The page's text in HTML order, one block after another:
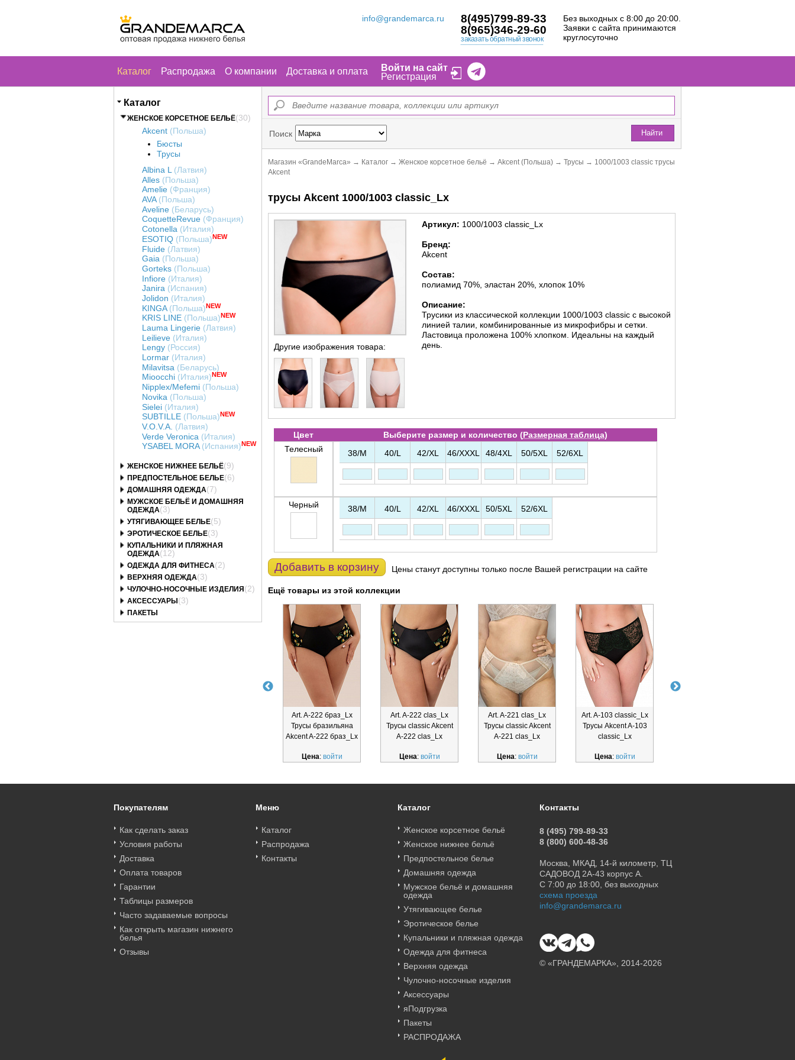
info@grandemarca.ru
8(495)799-89-33
8(965)346-29-60
заказать обратный звонок
Без выходных с 8:00 до 20:00.
Заявки с сайта принимаются
круглосуточно
Каталог Распродажа О компании Доставка и оплата
Войти на сайт
Регистрация
Каталог
ЖЕНСКОЕ КОРСЕТНОЕ БЕЛЬЁ(30)
Akcent (Польша)
Бюсты
Трусы
Albina L (Латвия)
Alles (Польша)
Amelie (Франция)
AVA (Польша)
Aveline (Беларусь)
CoquetteRevue (Франция)
Cotonella (Италия)
ESOTIQ (Польша)NEW
Fluide (Латвия)
Gaia (Польша)
Gorteks (Польша)
Infiore (Италия)
Janira (Испания)
Jolidon (Италия)
KINGA (Польша)NEW
KRIS LINE (Польша) NEW
Lauma Lingerie (Латвия)
Leilieve (Италия)
Lengy (Россия)
Lormar (Италия)
Milavitsa (Беларусь)
Mioocchi (Италия) NEW
Nipplex/Mefemi (Польша)
Novika (Польша)
Sielei (Италия)
SUBTILLE (Польша)NEW
V.O.V.A. (Латвия)
Verde Veronica (Италия)
YSABEL MORA(Испания) NEW
ЖЕНСКОЕ НИЖНЕЕ БЕЛЬЁ(9)
ПРЕДПОСТЕЛЬНОЕ БЕЛЬЕ(6)
ДОМАШНЯЯ ОДЕЖДА(7)
МУЖСКОЕ БЕЛЬЁ И ДОМАШНЯЯ
ОДЕЖДА(3)
УТЯГИВАЮЩЕЕ БЕЛЬЕ(5)
ЭРОТИЧЕСКОЕ БЕЛЬЕ(3)
КУПАЛЬНИКИ И ПЛЯЖНАЯ
ОДЕЖДА(12)
ОДЕЖДА ДЛЯ ФИТНЕСА(2)
ВЕРХНЯЯ ОДЕЖДА(3)
ЧУЛОЧНО-НОСОЧНЫЕ ИЗДЕЛИЯ (2)
АКСЕССУАРЫ (3)
ПАКЕТЫ
Поиск Найти
Магазин «GrandeMarca» → Каталог → Женское корсетное бельё → Akcent (Польша) → Трусы → 1000/1003 classic трусы
Akcent
трусы Akcent 1000/1003 classic_Lx
Другие изображения товара:
Артикул: 1000/1003 classic_Lx
Бренд:
Akcent
Состав:
полиамид 70%, эластан 20%, хлопок 10%
Описание:
Трусики из классической коллекции 1000/1003 classic с высокой
линией талии, комбинированные из микрофибры и сетки.
Ластовица проложена 100% хлопком. Идеальны на каждый
день.
Цвет Выберите размер и количество (Размерная таблица)
Телесный
38/M 40/L 42/XL 46/XXXL 48/4XL 50/5XL 52/6XL
Черный 38/M 40/L 42/XL 46/XXXL 50/5XL 52/6XL
Добавить в корзину Цены станут доступны только после Вашей регистрации на сайте
Ещё товары из этой коллекции
Art. A-222 браз_Lx
Трусы бразильяна
Akcent A-222 браз_Lx
Цена: войти
Art. A-222 clas_Lx
Трусы classic Akcent
A-222 clas_Lx
Цена: войти
Art. A-221 clas_Lx
Трусы classic Akcent
A-221 clas_Lx
Цена: войти
Art. A-103 classic_Lx
Трусы Akcent A-103
classic_Lx
Цена: войти
Покупателям
Как сделать заказ
Условия работы
Доставка
Оплата товаров
Гарантии
Таблицы размеров
Часто задаваемые вопросы
Как открыть магазин нижнего
белья
Отзывы
Меню
Каталог
Распродажа
Контакты
Каталог
Женское корсетное бельё
Женское нижнее бельё
Предпостельное белье
Домашняя одежда
Мужское бельё и домашняя
одежда
Утягивающее белье
Эротическое белье
Купальники и пляжная одежда
Одежда для фитнеса
Верхняя одежда
Чулочно-носочные изделия
Аксессуары
яПодгрузка
Пакеты
РАСПРОДАЖА
Контакты
8 (495) 799-89-33
8 (800) 600-48-36
Москва, МКАД, 14-й километр, ТЦ
САДОВОД 2А-43 корпус А.
С 7:00 до 18:00, без выходных
схема проезда
info@grandemarca.ru
© «ГРАНДЕМАРКА», 2014-2026